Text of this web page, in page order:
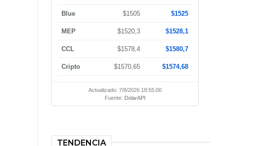
Blue $1505 $1525
MEP $1520,3 $1528,1
CCL $1578,4 $1580,7
Cripto $1570,65 $1574,68
Actualizado: 7/8/2026 18:55:00
Fuente: DolarAPI
TENDENCIA